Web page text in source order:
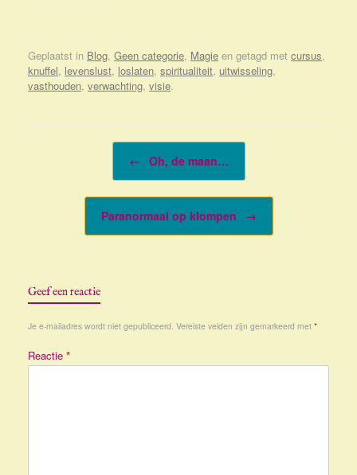
Geplaatst in Blog, Geen categorie, Magie en getagd met cursus,
knuffel, levenslust, loslaten, spiritualiteit, uitwisseling,
vasthouden, verwachting, visie.
← Oh, de maan…
Paranormaal op klompen →
Geef een reactie
Je e-mailadres wordt niet gepubliceerd. Vereiste velden zijn gemarkeerd met *
Reactie *